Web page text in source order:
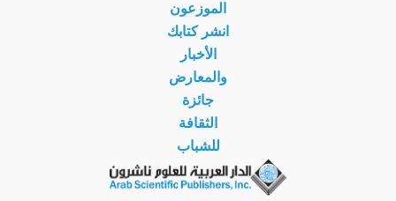
الموزعون
انشر كتابك
الأخبار
والمعارض
جائزة
الثقافة
للشباب